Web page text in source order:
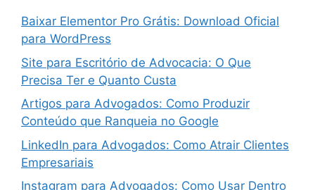
Baixar Elementor Pro Grátis: Download Oficial
para WordPress
Site para Escritório de Advocacia: O Que
Precisa Ter e Quanto Custa
Artigos para Advogados: Como Produzir
Conteúdo que Ranqueia no Google
LinkedIn para Advogados: Como Atrair Clientes
Empresariais
Instagram para Advogados: Como Usar Dentro